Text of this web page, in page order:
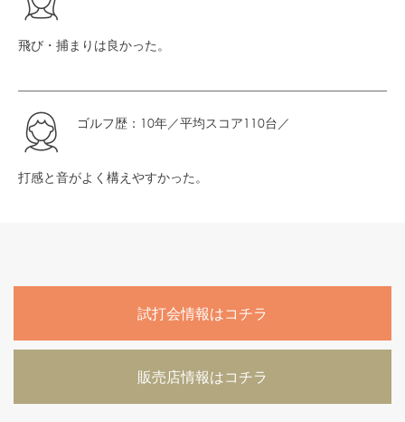
飛び・捕まりは良かった。
ゴルフ歴：10年／平均スコア110台／
打感と音がよく構えやすかった。
試打会情報はコチラ
販売店情報はコチラ